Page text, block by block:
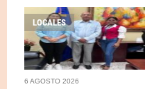
LOCALES
6 AGOSTO 2026